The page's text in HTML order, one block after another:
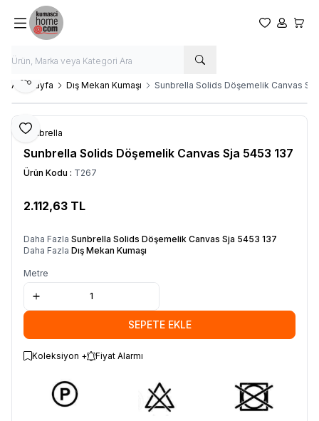
Favorilerim
Hesabım
Ana Sayfa Dış Mekan Kumaşı Sunbrella Solids Döşemelik Canvas
Favoriye Ekle
Paylaş
Sunbrella
Sunbrella Solids Döşemelik Canvas Sja 5453 137
Ürün Kodu : T267
2.112,63 TL
Daha Fazla Sunbrella Solids Döşemelik Canvas Sja 5453 137
Daha Fazla Dış Mekan Kumaşı
Metre
SEPETE EKLE
Koleksiyon + Fiyat Alarmı